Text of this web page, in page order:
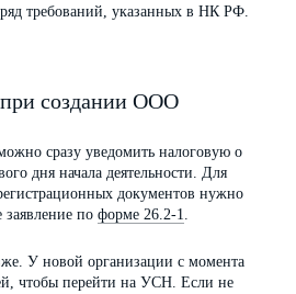
требований, указанных в НК РФ.
создании ООО
сразу уведомить налоговую о
дня начала деятельности. Для
документов нужно
по форме 26.2-1.
У новой организации с момента
чтобы перейти на УСН. Если не